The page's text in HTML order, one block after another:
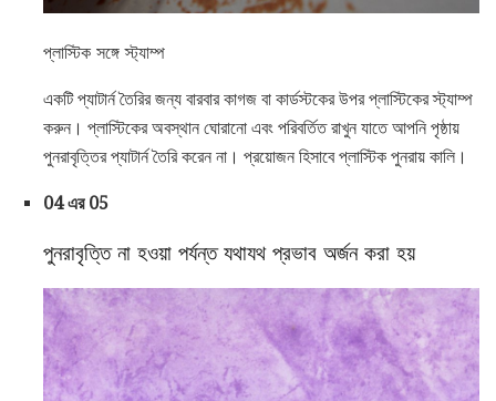
প্লাস্টিক সঙ্গে স্ট্যাম্প
একটি প্যাটার্ন তৈরির জন্য বারবার কাগজ বা কার্ডস্টকের উপর প্লাস্টিকের স্ট্যাম্প
করুন। প্লাস্টিকের অবস্থান ঘোরানো এবং পরিবর্তিত রাখুন যাতে আপনি পৃষ্ঠায়
পুনরাবৃত্তির প্যাটার্ন তৈরি করেন না। প্রয়োজন হিসাবে প্লাস্টিক পুনরায় কালি।
04 এর 05
পুনরাবৃত্তি না হওয়া পর্যন্ত যথাযথ প্রভাব অর্জন করা হয়